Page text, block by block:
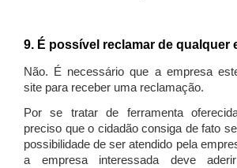
9. É possível reclamar de qualquer
Não. É necessário que a empresa
site para receber uma reclamação.
Por se tratar de ferramenta
preciso que o cidadão consiga de fato
possibilidade de ser atendido pela
a empresa interessada deve